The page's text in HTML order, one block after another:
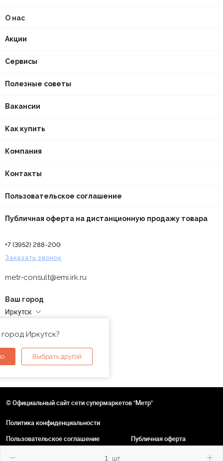
шт
О нас
Акции
Сервисы
Полезные советы
Вакансии
Как купить
Компания
Контакты
Пользовательское соглашение
Публичная оферта на дистанционную продажу товара
+7 (3952) 288-200
Заказать звонок
metr-consult@emi.irk.ru
Ваш город
Иркутск
Иркутск?
Выбрать другой
© Официальный сайт сети супермаркетов "Метр"
Политика конфиденциальности
Пользовательское соглашение
Публичная оферта